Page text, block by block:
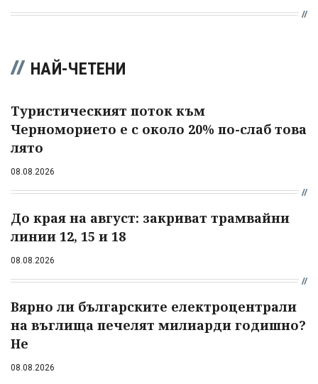
НАЙ-ЧЕТЕНИ
Туристическият поток към
Черноморието е с около 20% по-слаб това
лято
08.08.2026
До края на август: закриват трамвайни
линии 12, 15 и 18
08.08.2026
Вярно ли българските електроцентрали
на въглища печелят милиарди годишно?
Не
08.08.2026